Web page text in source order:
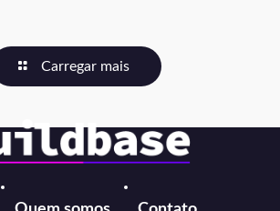
Carregar mais